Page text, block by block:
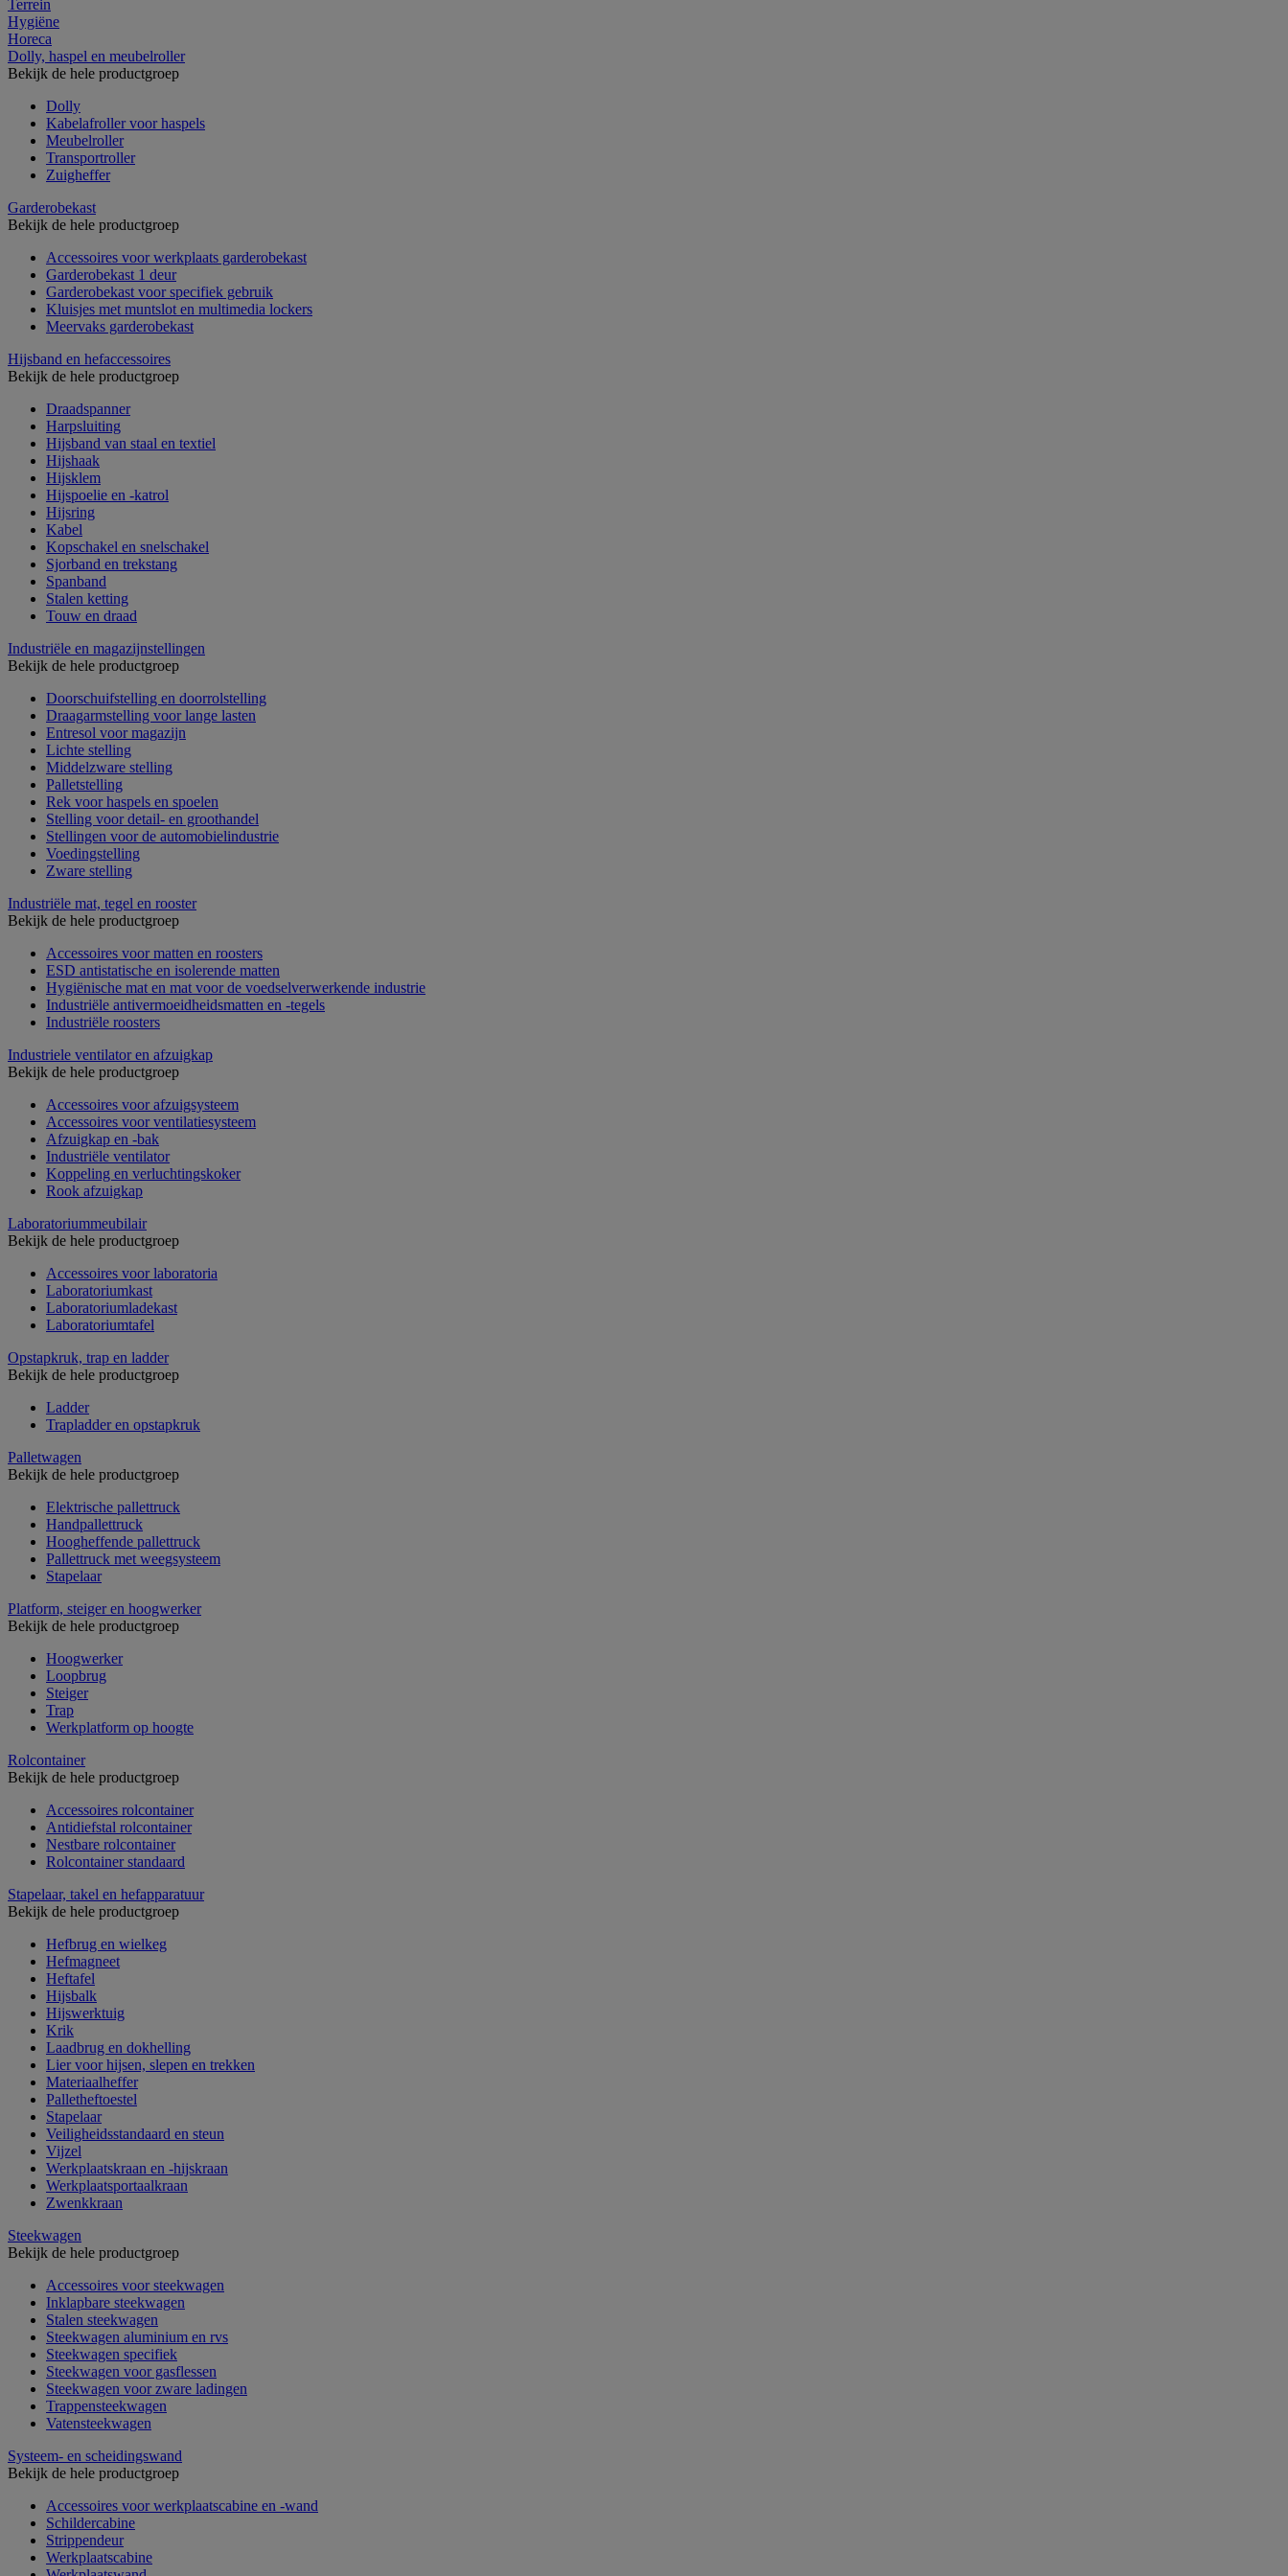
Terrein
Hygiëne
Horeca
Dolly, haspel en meubelroller
Bekijk de hele productgroep
Dolly
Kabelafroller voor haspels
Meubelroller
Transportroller
Zuigheffer
Garderobekast
Bekijk de hele productgroep
Accessoires voor werkplaats garderobekast
Garderobekast 1 deur
Garderobekast voor specifiek gebruik
Kluisjes met muntslot en multimedia lockers
Meervaks garderobekast
Hijsband en hefaccessoires
Bekijk de hele productgroep
Draadspanner
Harpsluiting
Hijsband van staal en textiel
Hijshaak
Hijsklem
Hijspoelie en -katrol
Hijsring
Kabel
Kopschakel en snelschakel
Sjorband en trekstang
Spanband
Stalen ketting
Touw en draad
Industriële en magazijnstellingen
Bekijk de hele productgroep
Doorschuifstelling en doorrolstelling
Draagarmstelling voor lange lasten
Entresol voor magazijn
Lichte stelling
Middelzware stelling
Palletstelling
Rek voor haspels en spoelen
Stelling voor detail- en groothandel
Stellingen voor de automobielindustrie
Voedingstelling
Zware stelling
Industriële mat, tegel en rooster
Bekijk de hele productgroep
Accessoires voor matten en roosters
ESD antistatische en isolerende matten
Hygiënische mat en mat voor de voedselverwerkende industrie
Industriële antivermoeidheidsmatten en -tegels
Industriële roosters
Industriele ventilator en afzuigkap
Bekijk de hele productgroep
Accessoires voor afzuigsysteem
Accessoires voor ventilatiesysteem
Afzuigkap en -bak
Industriële ventilator
Koppeling en verluchtingskoker
Rook afzuigkap
Laboratoriummeubilair
Bekijk de hele productgroep
Accessoires voor laboratoria
Laboratoriumkast
Laboratoriumladekast
Laboratoriumtafel
Opstapkruk, trap en ladder
Bekijk de hele productgroep
Ladder
Trapladder en opstapkruk
Palletwagen
Bekijk de hele productgroep
Elektrische pallettruck
Handpallettruck
Hoogheffende pallettruck
Pallettruck met weegsysteem
Stapelaar
Platform, steiger en hoogwerker
Bekijk de hele productgroep
Hoogwerker
Loopbrug
Steiger
Trap
Werkplatform op hoogte
Rolcontainer
Bekijk de hele productgroep
Accessoires rolcontainer
Antidiefstal rolcontainer
Nestbare rolcontainer
Rolcontainer standaard
Stapelaar, takel en hefapparatuur
Bekijk de hele productgroep
Hefbrug en wielkeg
Hefmagneet
Heftafel
Hijsbalk
Hijswerktuig
Krik
Laadbrug en dokhelling
Lier voor hijsen, slepen en trekken
Materiaalheffer
Palletheftoestel
Stapelaar
Veiligheidsstandaard en steun
Vijzel
Werkplaatskraan en -hijskraan
Werkplaatsportaalkraan
Zwenkkraan
Steekwagen
Bekijk de hele productgroep
Accessoires voor steekwagen
Inklapbare steekwagen
Stalen steekwagen
Steekwagen aluminium en rvs
Steekwagen specifiek
Steekwagen voor gasflessen
Steekwagen voor zware ladingen
Trappensteekwagen
Vatensteekwagen
Systeem- en scheidingswand
Bekijk de hele productgroep
Accessoires voor werkplaatscabine en -wand
Schildercabine
Strippendeur
Werkplaatscabine